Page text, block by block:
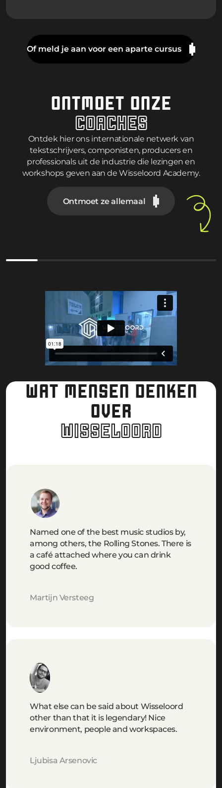
Of meld je aan voor een aparte cursus
ONTMOET ONZE
COACHES
Ontdek hier ons internationale netwerk van
tekstschrijvers, componisten, producers en
professionals uit de industrie die lezingen en
workshops geven aan de Wisseloord Academy.
Ontmoet ze allemaal
WAT MENSEN DENKEN
OVER
WISSELOORD
Named one of the best music studios by,
among others, the Rolling Stones. There is
a café attached where you can drink
good coffee.
Martijn Versteeg
What else can be said about Wisseloord
other than that it is legendary! Nice
environment, people and workspaces.
Ljubisa Arsenovic